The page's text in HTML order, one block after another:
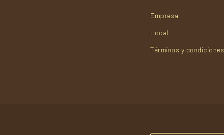
Empresa
Local
Términos y condiciones